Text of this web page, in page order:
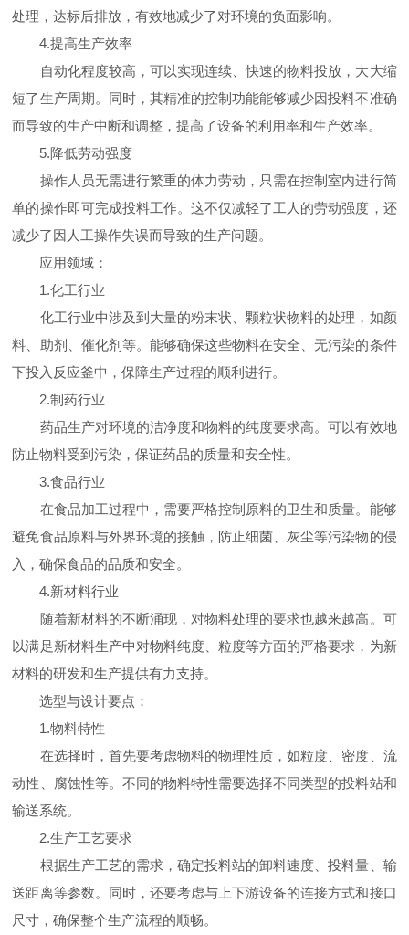
处理，达标后排放，有效地减少了对环境的负面影响。
4.提高生产效率
自动化程度较高，可以实现连续、快速的物料投放，大大缩
短了生产周期。同时，其精准的控制功能能够减少因投料不准确
而导致的生产中断和调整，提高了设备的利用率和生产效率。
5.降低劳动强度
操作人员无需进行繁重的体力劳动，只需在控制室内进行简
单的操作即可完成投料工作。这不仅减轻了工人的劳动强度，还
减少了因人工操作失误而导致的生产问题。
应用领域：
1.化工行业
化工行业中涉及到大量的粉末状、颗粒状物料的处理，如颜
料、助剂、催化剂等。能够确保这些物料在安全、无污染的条件
下投入反应釜中，保障生产过程的顺利进行。
2.制药行业
药品生产对环境的洁净度和物料的纯度要求高。可以有效地
防止物料受到污染，保证药品的质量和安全性。
3.食品行业
在食品加工过程中，需要严格控制原料的卫生和质量。能够
避免食品原料与外界环境的接触，防止细菌、灰尘等污染物的侵
入，确保食品的品质和安全。
4.新材料行业
随着新材料的不断涌现，对物料处理的要求也越来越高。可
以满足新材料生产中对物料纯度、粒度等方面的严格要求，为新
材料的研发和生产提供有力支持。
选型与设计要点：
1.物料特性
在选择时，首先要考虑物料的物理性质，如粒度、密度、流
动性、腐蚀性等。不同的物料特性需要选择不同类型的投料站和
输送系统。
2.生产工艺要求
根据生产工艺的需求，确定投料站的卸料速度、投料量、输
送距离等参数。同时，还要考虑与上下游设备的连接方式和接口
尺寸，确保整个生产流程的顺畅。